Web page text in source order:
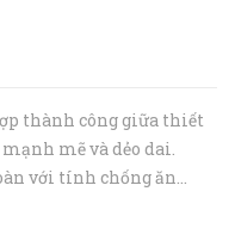
thành công giữa thiết
mẽ và dẻo dai.
với tính chống ăn